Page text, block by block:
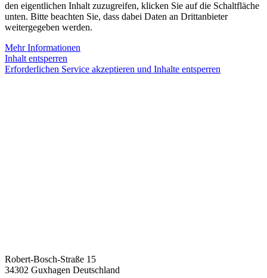
den eigentlichen Inhalt zuzugreifen, klicken Sie auf die Schaltfläche
unten. Bitte beachten Sie, dass dabei Daten an Drittanbieter
weitergegeben werden.
Mehr Informationen
Inhalt entsperren
Erforderlichen Service akzeptieren und Inhalte entsperren
Robert-Bosch-Straße 15
34302 Guxhagen Deutschland